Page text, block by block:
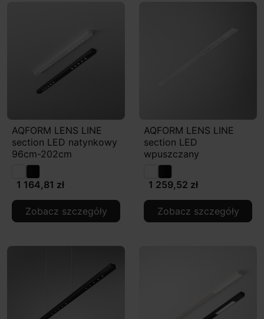
AQFORM LENS LINE
section LED natynkowy
96cm-202cm
1 164,81 zł
Zobacz szczegóły
AQFORM LENS LINE
section LED
wpuszczany
1 259,52 zł
Zobacz szczegóły